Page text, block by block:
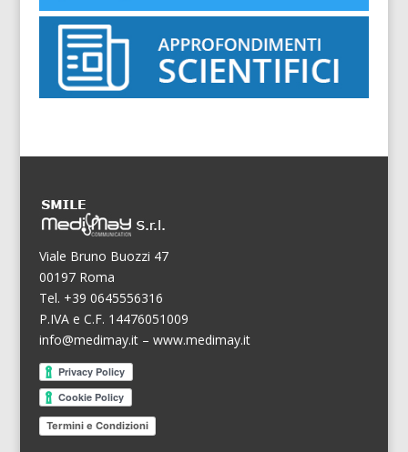
Viale Bruno Buozzi 47
00197 Roma
Tel. +39 0645556316
P.IVA e C.F. 14476051009
info@medimay.it– www.medimay.it
Termini e Condizioni